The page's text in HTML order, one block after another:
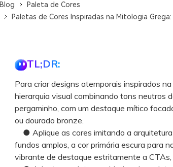
Blog
Paleta de Cores
Paletas de Cores Inspiradas na Mitologia
TL;DR:
Para criar designs atemporais inspirados
hierarquia visual combinando tons neutros
pergaminho, com um destaque mítico
ou dourado bronze.
● Aplique as cores imitando a
fundos amplos, a cor primária escura para
vibrante de destaque estritamente a CTAs,